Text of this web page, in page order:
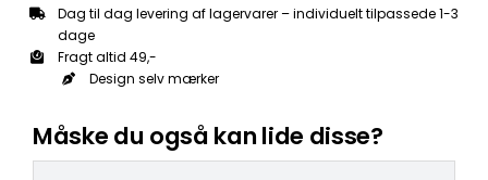
Dag til dag levering af lagervarer – individuelt tilpassede 1-3
dage
Fragt altid 49,-
Design selv mærker
Måske du også kan lide disse?